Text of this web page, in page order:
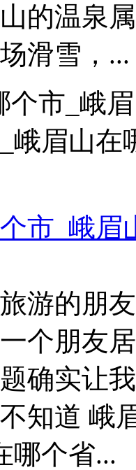
的温泉
滑雪，...
市_峨眉
游的朋
个朋友
确实让
知道 峨
哪个省...